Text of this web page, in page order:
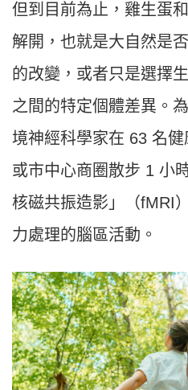
但到目前為止，雞生蛋
解開，也就是大自然是
的改變，或者只是選擇
之間的特定個體差異。
境神經科學家在 63 名
或市中心商圈散步 1 小
核磁共振造影」（fMRI
力處理的腦區活動。